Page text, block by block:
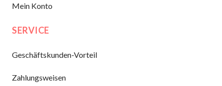
Mein Konto
SERVICE
Geschäftskunden-Vorteil
Zahlungsweisen